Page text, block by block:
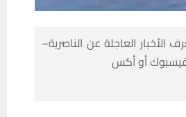
العاجلة عن الناصرية–
فيسبوك أو أكس